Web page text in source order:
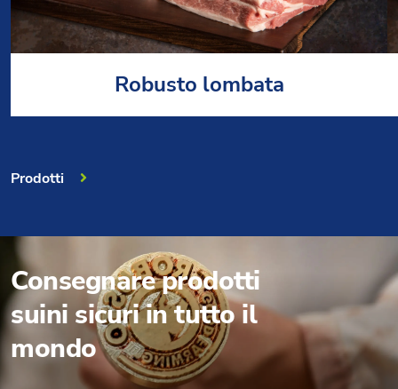
Robusto lombata
Prodotti
Consegnare prodotti
suini sicuri in tutto il
mondo